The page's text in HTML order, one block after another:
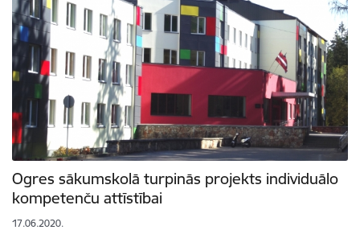
Ogres sākumskolā turpinās projekts individuālo
kompetenču attīstībai
17.06.2020.